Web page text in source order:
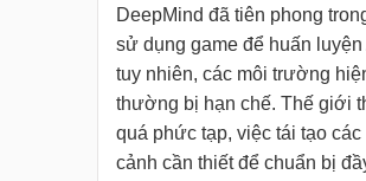
DeepMind đã tiên phong
sử dụng game để huấn luyện
tuy nhiên, các môi trường
thường bị hạn chế. Thế giới
quá phức tạp, việc tái tạo
cảnh cần thiết để chuẩn bị